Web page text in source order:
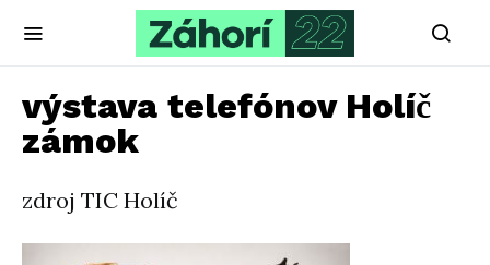
výstava telefónov Holíč
zámok
zdroj TIC Holíč